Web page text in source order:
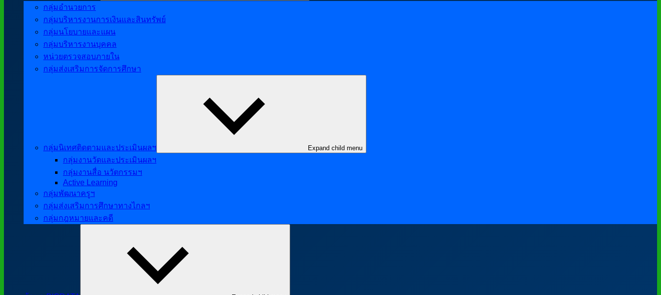
กลุ่มอำนวยการ
กลุ่มบริหารงานการเงินและสินทรัพย์
กลุ่มนโยบายและแผน
กลุ่มบริหารงานบุคคล
หน่วยตรวจสอบภายใน
กลุ่มส่งเสริมการจัดการศึกษา
กลุ่มนิเทศติดตามและประเมินผลฯ Expand child menu
กลุ่มงานวัดและประเมินผลฯ
กลุ่มงานสื่อ นวัตกรรมฯ
Active Learning
กลุ่มพัฒนาครูฯ
กลุ่มส่งเสริมการศึกษาทางไกลฯ
กลุ่มกฎหมายและคดี